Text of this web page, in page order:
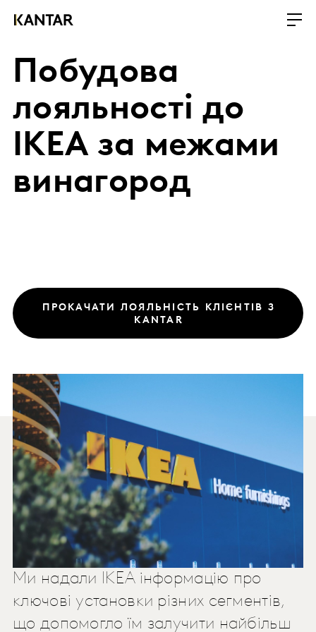
Побудова
лояльності до
IKEA за межами
винагород
ПРОКАЧАТИ ЛОЯЛЬНІСТЬ КЛІЄНТІВ З
KANTAR
Ми надали IKEA інформацію про
ключові установки різних сегментів,
що допомогло їм залучити найбільш